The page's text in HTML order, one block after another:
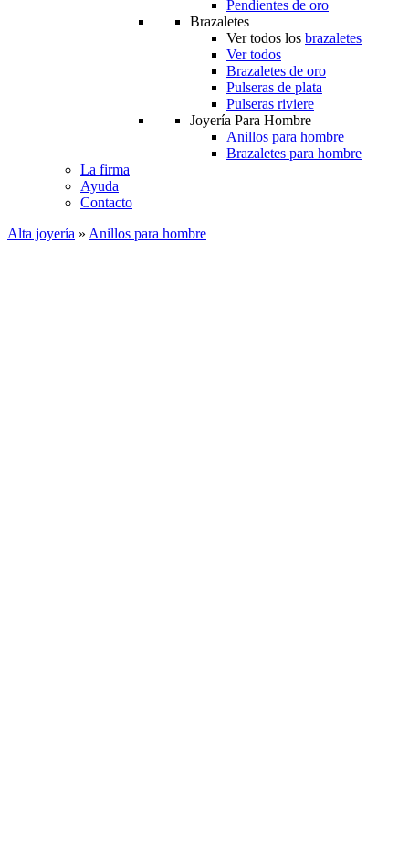
Pendientes de oro
Brazaletes
Ver todos los brazaletes
Ver todos
Brazaletes de oro
Pulseras de plata
Pulseras riviere
Joyería Para Hombre
Anillos para hombre
Brazaletes para hombre
La firma
Ayuda
Contacto
Alta joyería » Anillos para hombre